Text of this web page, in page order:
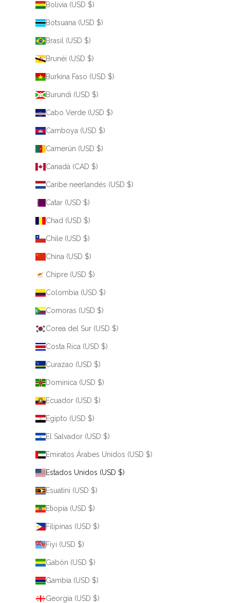
Bolivia (USD $)
Botsuana (USD $)
Brasil (USD $)
Brunéi (USD $)
Burkina Faso (USD $)
Burundi (USD $)
Cabo Verde (USD $)
Camboya (USD $)
Camerún (USD $)
Canadá (CAD $)
Caribe neerlandés (USD $)
Catar (USD $)
Chad (USD $)
Chile (USD $)
China (USD $)
Chipre (USD $)
Colombia (USD $)
Comoras (USD $)
Corea del Sur (USD $)
Costa Rica (USD $)
Curazao (USD $)
Dominica (USD $)
Ecuador (USD $)
Egipto (USD $)
El Salvador (USD $)
Emiratos Árabes Unidos (USD $)
Estados Unidos (USD $)
Esuatini (USD $)
Etiopía (USD $)
Filipinas (USD $)
Fiyi (USD $)
Gabón (USD $)
Gambia (USD $)
Georgia (USD $)